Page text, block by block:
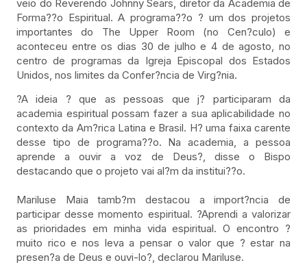
veio do Reverendo Johnny Sears, diretor da Academia de
Forma??o Espiritual. A programa??o ? um dos projetos
importantes do The Upper Room (no Cen?culo) e
aconteceu entre os dias 30 de julho e 4 de agosto, no
centro de programas da Igreja Episcopal dos Estados
Unidos, nos limites da Confer?ncia de Virg?nia.
?A ideia ? que as pessoas que j? participaram da
academia espiritual possam fazer a sua aplicabilidade no
contexto da Am?rica Latina e Brasil. H? uma faixa carente
desse tipo de programa??o. Na academia, a pessoa
aprende a ouvir a voz de Deus?, disse o Bispo
destacando que o projeto vai al?m da institui??o.
Mariluse Maia tamb?m destacou a import?ncia de
participar desse momento espiritual. ?Aprendi a valorizar
as prioridades em minha vida espiritual. O encontro ?
muito rico e nos leva a pensar o valor que ? estar na
presen?a de Deus e ouvi-lo?, declarou Mariluse.